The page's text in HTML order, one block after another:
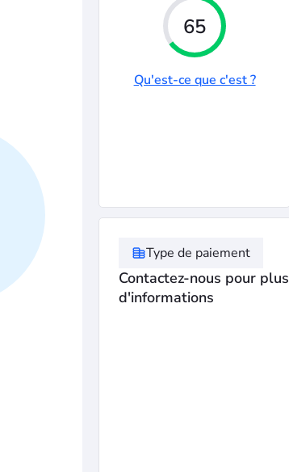
65
Qu'est-ce que c'est ?
Type de paiement
Contactez-nous pour plus
d'informations